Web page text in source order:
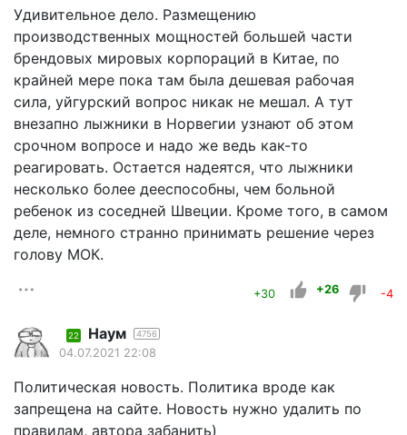
Удивительное дело. Размещению
производственных мощностей большей части
брендовых мировых корпораций в Китае, по
крайней мере пока там была дешевая рабочая
сила, уйгурский вопрос никак не мешал. А тут
внезапно лыжники в Норвегии узнают об этом
срочном вопросе и надо же ведь как-то
реагировать. Остается надеятся, что лыжники
несколько более дееспособны, чем больной
ребенок из соседней Швеции. Кроме того, в самом
деле, немного странно принимать решение через
голову МОК.
+30 +26 -4
22 Наум 4756
04.07.2021 22:08
Политическая новость. Политика вроде как
запрещена на сайте. Новость нужно удалить по
правилам, автора забанить)